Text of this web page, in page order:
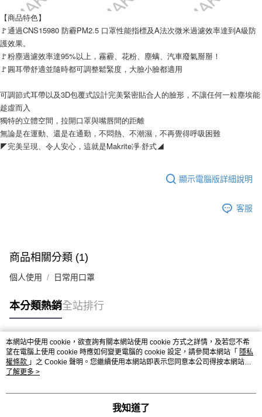
【商品特色】
🚩通過CNS15980 防霾PM2.5 口罩性能指標及A法次微米過濾效率達到A級防
護效果。
🚩粉塵過濾效率達95%以上，霧霾、花粉、塵螨、汽車廢氣掰掰！
🚩圓耳帶舒適並隨時都可調整鬆緊度，大臉小臉都適用
可調節式耳帶以及3D包覆式設計完美緊密貼合人的臉形，不讓任何一粒塵埃能
趁虛而入
獨特的立體空間，拉開口罩與嘴唇間的距離
無論是在運動、還是在通勤，不悶熱、不潮濕，不再覺得呼吸困難
◤完美呈現、令人安心，這就是Makrite凈·舒式◢
顯示電腦版詳細說明
客服
商品相關分類 (1)
個人使用 日常用口罩
本分類熱銷全站排行
熱門標籤
本網站中使用 cookie，欲查詢有關本網站使用 cookie 方式之詳情，及若您不希
望在電腦上使用 cookie 時應如何變更電腦的 cookie 設定，請參閱本網站「 隱私
權條款 」之 Cookie 聲明。您繼續使用本網站即表示您同意本公司得按本網站使
用條款之 Cookie 聲明使用 cookie。
了解更多 >
我知道了